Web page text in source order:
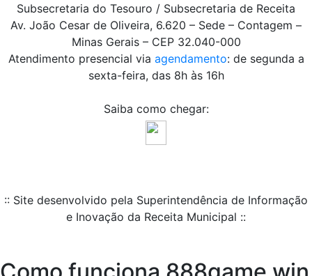
Subsecretaria do Tesouro / Subsecretaria de Receita
Av. João Cesar de Oliveira, 6.620 – Sede – Contagem –
Minas Gerais – CEP 32.040-000
Atendimento presencial via agendamento: de segunda a
sexta-feira, das 8h às 16h
Saiba como chegar:
:: Site desenvolvido pela Superintendência de Informação
e Inovação da Receita Municipal ::